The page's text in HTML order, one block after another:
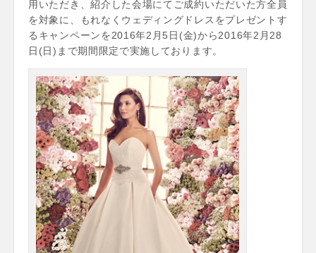
用いただき、紹介した会場にてご成約いただいた方全員
を対象に、もれなくウェディングドレスをプレゼントす
るキャンペーンを2016年2月5日(金)から2016年2月28
日(日)まで期間限定で実施しております。